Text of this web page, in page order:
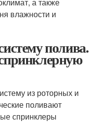
влажности и
полива.
из роторных и
поливают
спринклеры